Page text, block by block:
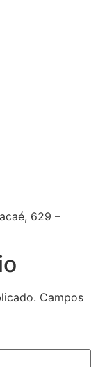
629 –
Campos